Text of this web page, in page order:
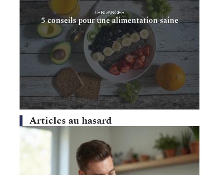
TENDANCES
5 conseils pour une alimentation saine
Articles au hasard